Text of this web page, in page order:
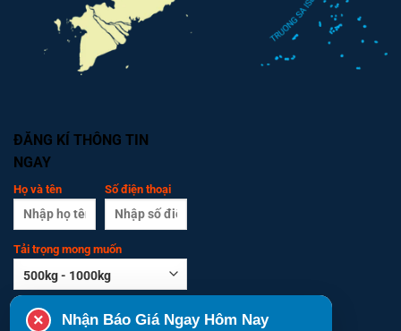
ĐĂNG KÍ THÔNG TIN
NGAY
Họ và tên Số điện thoại
Tải trọng mong muốn
Số tầng
cháy
× Nhận Báo Giá Ngay Hôm Nay